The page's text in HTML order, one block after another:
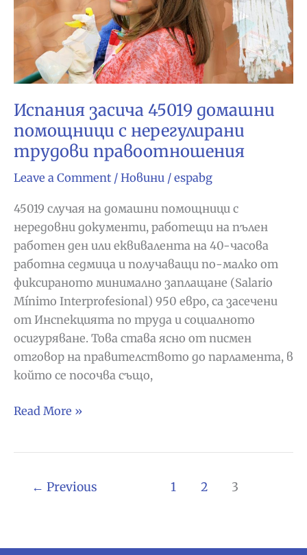
Испания засича 45019 домашни
помощници с нерегулирани
трудови правоотношения
Leave a Comment / Новини / espabg
45019 случая на домашни помощници с
нередовни документи, работещи на пълен
работен ден или еквивалента на 40-часова
работна седмица и получаващи по-малко от
фиксираното минимално заплащане (Salario
Mínimo Interprofesional) 950 евро, са засечени
от Инспекцията по труда и социалното
осигуряване. Това става ясно от писмен
отговор на правителството до парламента, в
който се посочва също,
Испания
помощници
Read More »
← Previous 1 2 3